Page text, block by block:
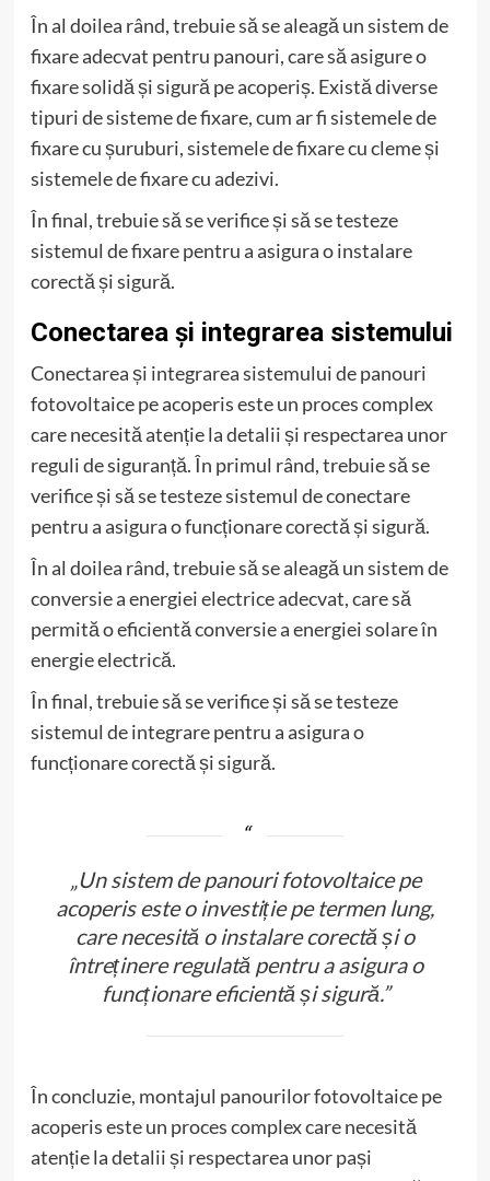
În al doilea rând, trebuie să se aleagă un sistem de
fixare adecvat pentru panouri, care să asigure o
fixare solidă și sigură pe acoperiș. Există diverse
tipuri de sisteme de fixare, cum ar fi sistemele de
fixare cu șuruburi, sistemele de fixare cu cleme și
sistemele de fixare cu adezivi.
În final, trebuie să se verifice și să se testeze
sistemul de fixare pentru a asigura o instalare
corectă și sigură.
Conectarea și integrarea sistemului
Conectarea și integrarea sistemului de panouri
fotovoltaice pe acoperis este un proces complex
care necesită atenție la detalii și respectarea unor
reguli de siguranță. În primul rând, trebuie să se
verifice și să se testeze sistemul de conectare
pentru a asigura o funcționare corectă și sigură.
În al doilea rând, trebuie să se aleagă un sistem de
conversie a energiei electrice adecvat, care să
permită o eficientă conversie a energiei solare în
energie electrică.
În final, trebuie să se verifice și să se testeze
sistemul de integrare pentru a asigura o
funcționare corectă și sigură.
„Un sistem de panouri fotovoltaice pe
acoperis este o investiție pe termen lung,
care necesită o instalare corectă și o
întreținere regulată pentru a asigura o
funcționare eficientă și sigură.”
În concluzie, montajul panourilor fotovoltaice pe
acoperis este un proces complex care necesită
atenție la detalii și respectarea unor pași